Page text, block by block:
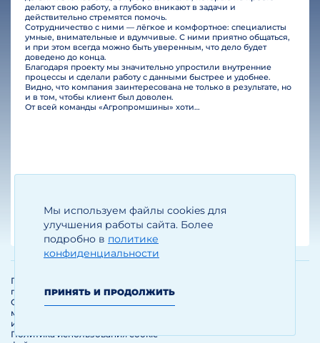
Мы используем файлы cookies для
улучшения работы сайта. Более
подробно в политике
конфиденциальности
ПРИНЯТЬ И ПРОДОЛЖИТЬ
делают свою работу, а глубоко вникают в задачи и
действительно стремятся помочь.
Сотрудничество с ними — лёгкое и комфортное: специалисты
умные, внимательные и вдумчивые. С ними приятно общаться,
и при этом всегда можно быть уверенным, что дело будет
доведено до конца.
Благодаря проекту мы значительно упростили внутренние
процессы и сделали работу с данными быстрее и удобнее.
Видно, что компания заинтересована не только в результате, но
и в том, чтобы клиент был доволен.
От всей команды «Агропромшины» хотим поблагодарить специалистов Legal Bridge за отличную работу и человеческое отношение.…
Егизарян И.А.
Генеральный директор
Политика обработки и защиты
персональных данных
Политика использования cookie-
Соглашение об использовании
материалов и сервисов
интернет-сайта